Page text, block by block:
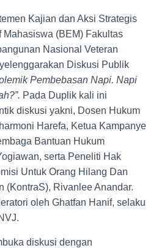
Kajian dan Aksi Strategis
Mahasiswa (BEM) Fakultas
Nasional Veteran
Diskusi Publik
Pembebasan Napi. Napi
Pada Duplik kali ini
diskusi yakni, Dosen Hukum
Harefa, Ketua Kampanye
Bantuan Hukum
serta Peneliti Hak
Untuk Orang Hilang Dan
(KontraS), Rivanlee Anandar.
oleh Ghatfan Hanif, selaku
diskusi dengan